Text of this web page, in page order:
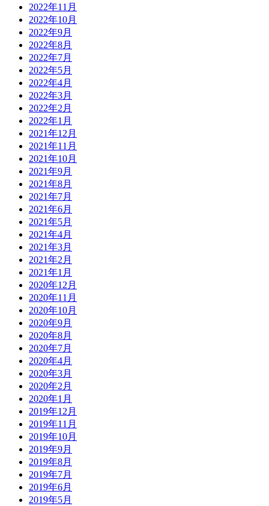
2022年11月
2022年10月
2022年9月
2022年8月
2022年7月
2022年5月
2022年4月
2022年3月
2022年2月
2022年1月
2021年12月
2021年11月
2021年10月
2021年9月
2021年8月
2021年7月
2021年6月
2021年5月
2021年4月
2021年3月
2021年2月
2021年1月
2020年12月
2020年11月
2020年10月
2020年9月
2020年8月
2020年7月
2020年4月
2020年3月
2020年2月
2020年1月
2019年12月
2019年11月
2019年10月
2019年9月
2019年8月
2019年7月
2019年6月
2019年5月